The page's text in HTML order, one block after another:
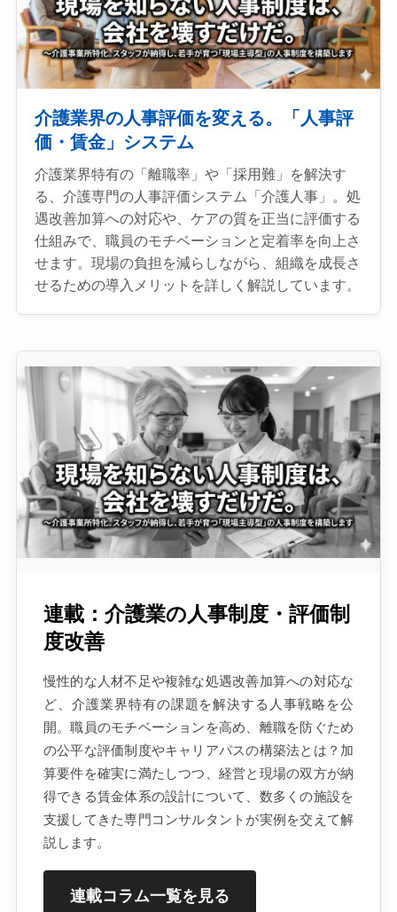
介護業界の人事評価を変える。「人事評
価・賃金」システム
介護業界特有の「離職率」や「採用難」を解決す
る、介護専門の人事評価システム「介護人事」。処
遇改善加算への対応や、ケアの質を正当に評価する
仕組みで、職員のモチベーションと定着率を向上さ
せます。現場の負担を減らしながら、組織を成長さ
せるための導入メリットを詳しく解説しています。
連載：介護業の人事制度・評価制
度改善
慢性的な人材不足や複雑な処遇改善加算への対応な
ど、介護業界特有の課題を解決する人事戦略を公
開。職員のモチベーションを高め、離職を防ぐため
の公平な評価制度やキャリアパスの構築法とは？加
算要件を確実に満たしつつ、経営と現場の双方が納
得できる賃金体系の設計について、数多くの施設を
支援してきた専門コンサルタントが実例を交えて解
説します。
連載コラム一覧を見る